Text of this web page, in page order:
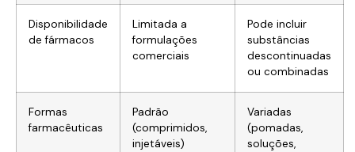
Disponibilidade
de fármacos
Limitada a
formulações
comerciais
Pode incluir
substâncias
descontinuadas
ou combinadas
Formas
farmacêuticas
Padrão
(comprimidos,
injetáveis)
Variadas
(pomadas,
soluções,